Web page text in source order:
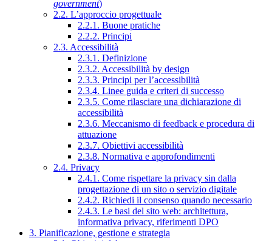
government)
2.2. L’approccio progettuale
2.2.1. Buone pratiche
2.2.2. Principi
2.3. Accessibilità
2.3.1. Definizione
2.3.2. Accessibilità by design
2.3.3. Principi per l’accessibilità
2.3.4. Linee guida e criteri di successo
2.3.5. Come rilasciare una dichiarazione di
accessibilità
2.3.6. Meccanismo di feedback e procedura di
attuazione
2.3.7. Obiettivi accessibilità
2.3.8. Normativa e approfondimenti
2.4. Privacy
2.4.1. Come rispettare la privacy sin dalla
progettazione di un sito o servizio digitale
2.4.2. Richiedi il consenso quando necessario
2.4.3. Le basi del sito web: architettura,
informativa privacy, riferimenti DPO
3. Pianificazione, gestione e strategia